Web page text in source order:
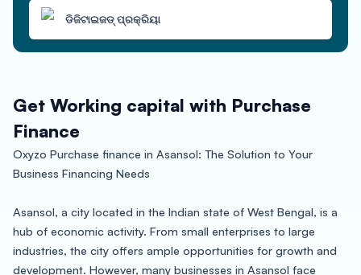
ଡିଜିଟାଇଜଡ୍ ପ୍ରକ୍ରିୟା
Get Working capital with Purchase
Finance
Oxyzo Purchase finance in Asansol: The Solution to Your
Business Financing Needs
Asansol, a city located in the Indian state of West Bengal, is a
hub of economic activity. From small enterprises to large
industries, the city offers ample opportunities for growth and
development. However, many businesses in Asansol face